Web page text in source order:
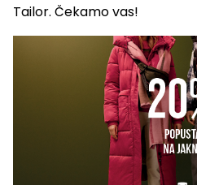
Tailor. Čekamo vas!